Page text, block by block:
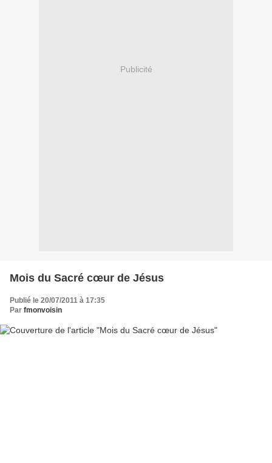
Publicité
Mois du Sacré cœur de Jésus
Publié le 20/07/2011 à 17:35
Par fmonvoisin